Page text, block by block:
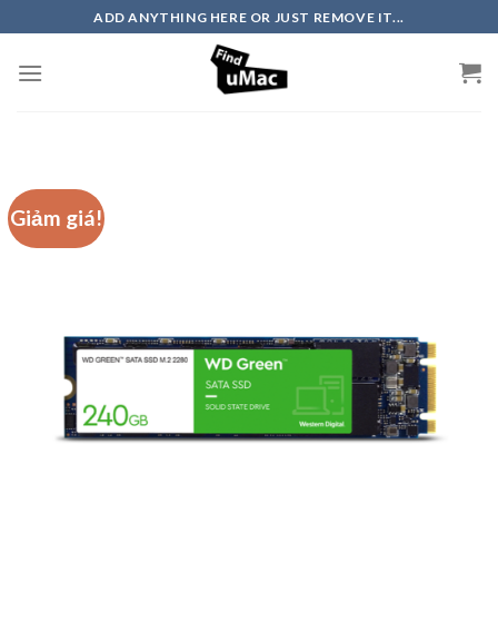
to
content
ADD ANYTHING HERE OR JUST REMOVE IT...
Giảm giá!